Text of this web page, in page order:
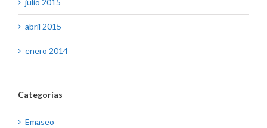
julio 2015
abril 2015
enero 2014
Categorías
Emaseo